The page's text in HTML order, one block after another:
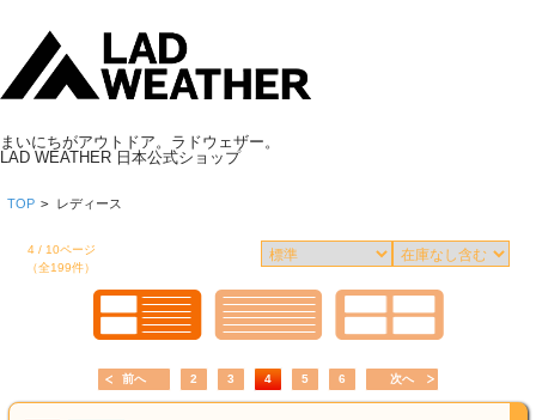
まいにちがアウトドア。ラドウェザー。
LAD WEATHER 日本公式ショップ
TOP > レディース
4 / 10ページ
（全199件）
前へ 2 3 4 5 6 次へ